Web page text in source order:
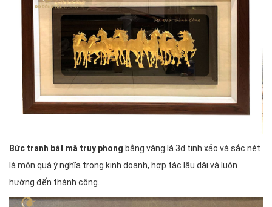
Bức tranh bát mã truy phong bằng vàng lá 3d tinh xảo và sắc nét
là món quà ý nghĩa trong kinh doanh, hợp tác lâu dài và luôn
hướng đến thành công.